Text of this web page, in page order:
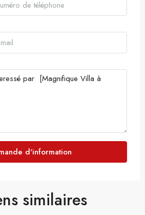
d'information
similaires